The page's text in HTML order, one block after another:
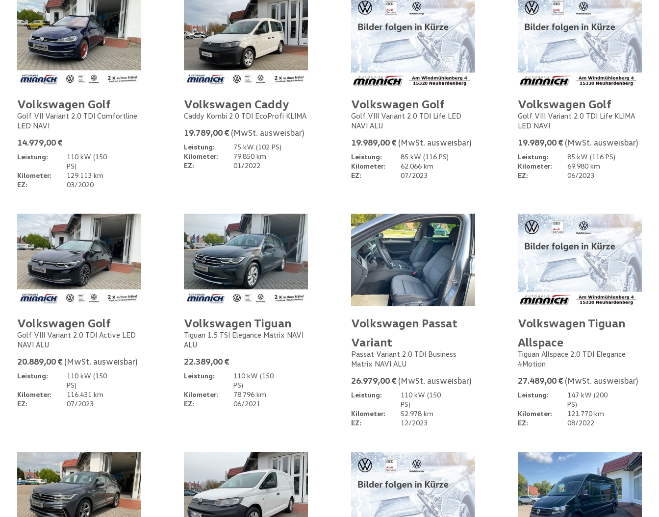
Volkswagen Golf
Golf VII Variant 2.0 TDI Comfortline
LED NAVI
14.979,00 €
Leistung:
110 kW (150
PS)
Kilometer:
129.113 km
EZ:
03/2020
Volkswagen Caddy
Caddy Kombi 2.0 TDI EcoProfi KLIMA
19.789,00 € (MwSt. ausweisbar)
Leistung:
75 kW (102 PS)
Kilometer:
79.850 km
EZ:
01/2022
Volkswagen Golf
Golf VIII Variant 2.0 TDI Life LED
NAVI ALU
19.989,00 € (MwSt. ausweisbar)
Leistung:
85 kW (116 PS)
Kilometer:
62.066 km
EZ:
07/2023
Volkswagen Golf
Golf VIII Variant 2.0 TDI Life KLIMA
LED NAVI
19.989,00 € (MwSt. ausweisbar)
Leistung:
85 kW (116 PS)
Kilometer:
69.980 km
EZ:
06/2023
Volkswagen Golf
Golf VIII Variant 2.0 TDI Active LED
NAVI ALU
20.889,00 € (MwSt. ausweisbar)
Leistung:
110 kW (150
PS)
Kilometer:
116.431 km
EZ:
07/2023
Volkswagen Tiguan
Tiguan 1.5 TSI Elegance Matrix NAVI
ALU
22.389,00 €
Leistung:
110 kW (150
PS)
Kilometer:
78.796 km
EZ:
06/2021
Volkswagen Passat
Variant
Passat Variant 2.0 TDI Business
Matrix NAVI ALU
26.979,00 € (MwSt. ausweisbar)
Leistung:
110 kW (150
PS)
Kilometer:
52.978 km
EZ:
12/2023
Volkswagen Tiguan
Allspace
Tiguan Allspace 2.0 TDI Elegance
4Motion
27.489,00 € (MwSt. ausweisbar)
Leistung:
147 kW (200
PS)
Kilometer:
121.770 km
EZ:
08/2022